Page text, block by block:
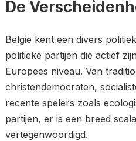
De
België kent een divers
politieke partijen die actief
Europees niveau. Van
christendemocraten,
recente spelers zoals
partijen, er is een breed
vertegenwoordigd.